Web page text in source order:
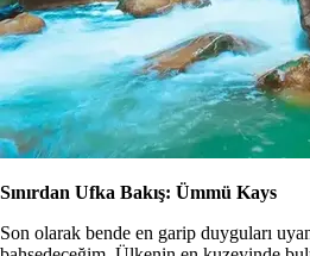
Sınırdan Ufka Bakış: Ümmü Kays
Son olarak bende en garip duyguları